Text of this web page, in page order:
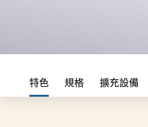
特色 規格 擴充設備